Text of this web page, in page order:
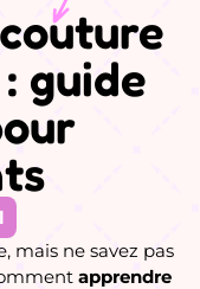
guide
mais ne savez pas
apprendre